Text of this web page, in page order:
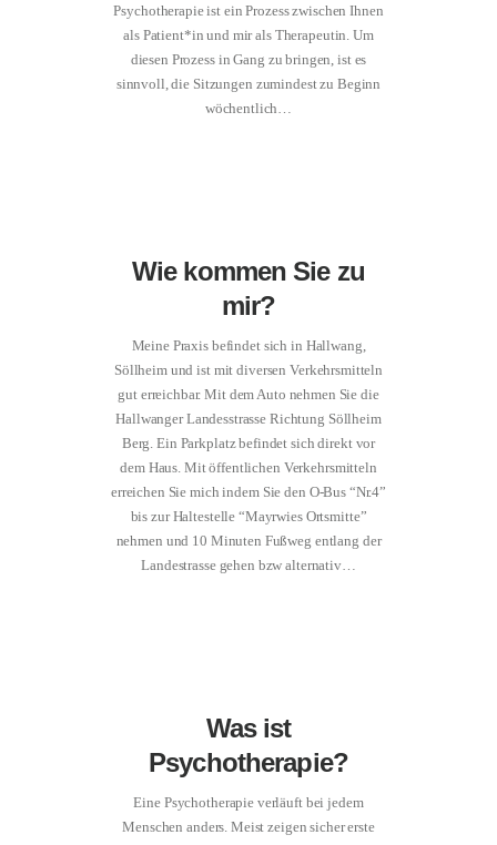
Psychotherapie ist ein Prozess zwischen Ihnen
als Patient*in und mir als Therapeutin. Um
diesen Prozess in Gang zu bringen, ist es
sinnvoll, die Sitzungen zumindest zu Beginn
wöchentlich…
Wie kommen Sie zu
mir?
Meine Praxis befindet sich in Hallwang,
Söllheim und ist mit diversen Verkehrsmitteln
gut erreichbar. Mit dem Auto nehmen Sie die
Hallwanger Landesstrasse Richtung Söllheim
Berg. Ein Parkplatz befindet sich direkt vor
dem Haus. Mit öffentlichen Verkehrsmitteln
erreichen Sie mich indem Sie den O-Bus “Nr.4”
bis zur Haltestelle “Mayrwies Ortsmitte”
nehmen und 10 Minuten Fußweg entlang der
Landestrasse gehen bzw alternativ…
Was ist
Psychotherapie?
Eine Psychotherapie verläuft bei jedem
Menschen anders. Meist zeigen sicher erste